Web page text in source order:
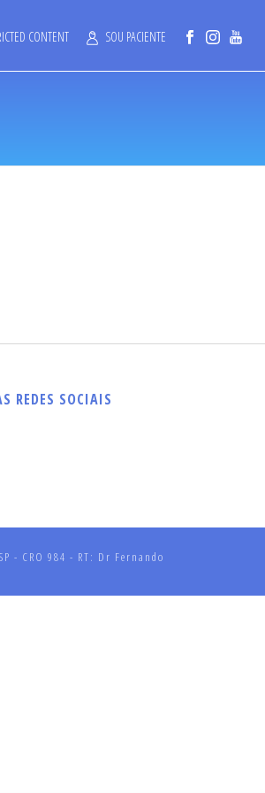
CONTENT SOU PACIENTE
REDES SOCIAIS
- CRO 984 - RT: Dr Fernando